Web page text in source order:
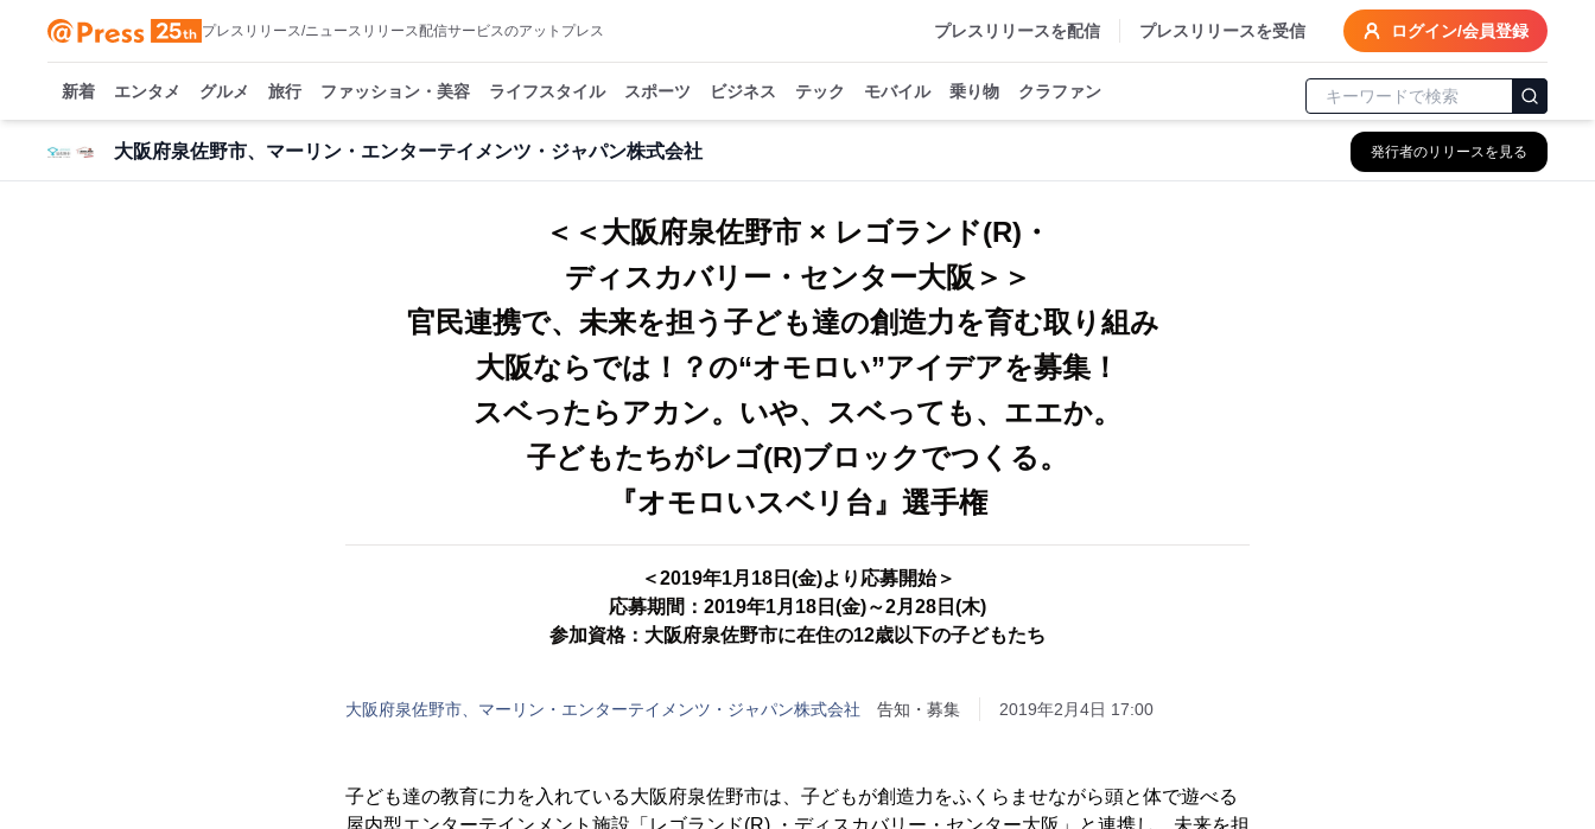
プレスリリース/ニュースリリース配信サービスのアットプレス プレスリリースを配信 プレスリリースを受信 ログイン/会員登録
新着 エンタメ グルメ 旅行 ファッション・美容 ライフスタイル スポーツ ビジネス テック モバイル 乗り物 クラファン
大阪府泉佐野市、マーリン・エンターテイメンツ・ジャパン株式会社 発行者のリリースを見る
＜＜大阪府泉佐野市 × レゴランド(R)・
ディスカバリー・センター大阪＞＞
官民連携で、未来を担う子ども達の創造力を育む取り組み
大阪ならでは！？の“オモロい”アイデアを募集！
スベったらアカン。いや、スベっても、エエか。
子どもたちがレゴ(R)ブロックでつくる。
『オモロいスベリ台』選手権
＜2019年1月18日(金)より応募開始＞
応募期間：2019年1月18日(金)～2月28日(木)
参加資格：大阪府泉佐野市に在住の12歳以下の子どもたち
大阪府泉佐野市、マーリン・エンターテイメンツ・ジャパン株式会社 告知・募集 2019年2月4日 17:00
子ども達の教育に力を入れている大阪府泉佐野市は、子どもが創造力をふくらませながら頭と体で遊べる
屋内型エンターテインメント施設「レゴランド(R) ・ディスカバリー・センター大阪」と連携し、未来を担